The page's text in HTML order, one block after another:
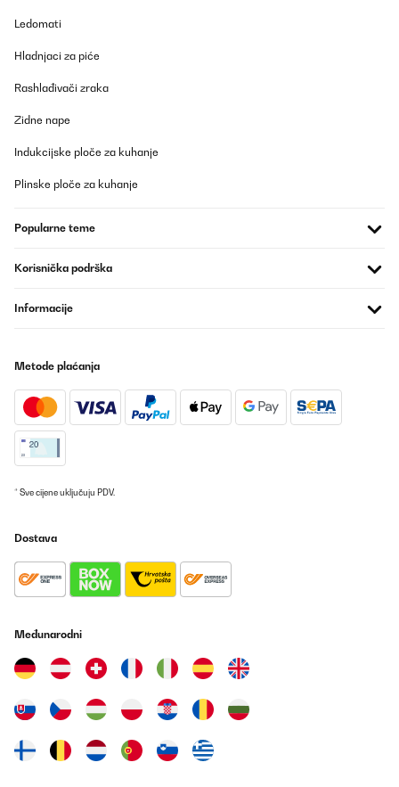
Ledomati
Hladnjaci za piće
Rashlađivači zraka
Zidne nape
Indukcijske ploče za kuhanje
Plinske ploče za kuhanje
Popularne teme
Korisnička podrška
Informacije
Metode plaćanja
* Sve cijene uključuju PDV.
Dostava
Međunarodni